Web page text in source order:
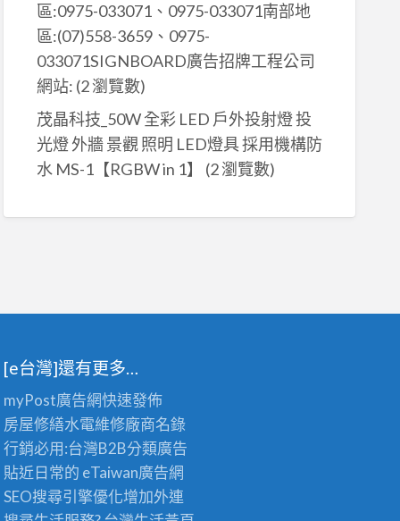
區:0975-033071、0975-033071南部地
區:(07)558-3659、0975-
033071SIGNBOARD廣告招牌工程公司
網站: (2 瀏覽數)
茂晶科技_50W 全彩 LED 戶外投射燈 投
光燈 外牆 景觀 照明 LED燈具 採用機構防
水 MS-1【RGBW in 1】
(2 瀏覽數)
[e台灣]還有更多…
myPost廣告網快速發佈
房屋修繕水電維修廠商名錄
行銷必用:台灣B2B分類廣告
貼近日常的 eTaiwan廣告網
SEO搜尋引擎優化增加外連